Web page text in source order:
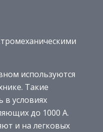
используются
Такие
в условиях
до 1000 А.
и на легковых